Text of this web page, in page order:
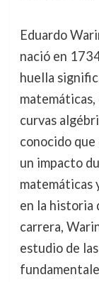
Eduardo
nació en
huella
curvas
conocido
un impacto
matemáticas
en la historia
carrera,
estudio de